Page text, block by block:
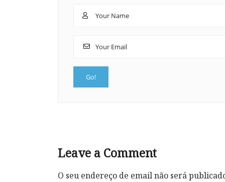
Leave a Comment
O seu endereço de email não será